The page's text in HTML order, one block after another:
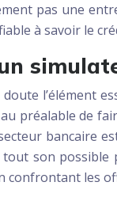
pas une
à savoir le
l’élément
préalable de
bancaire
tout son
confrontant les